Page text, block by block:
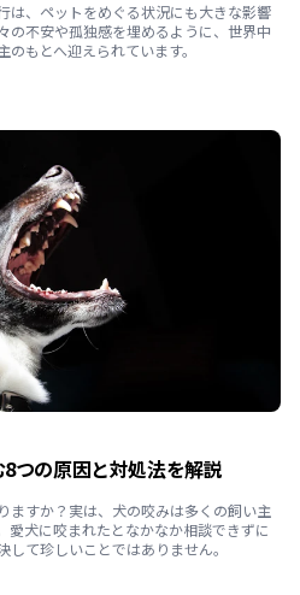
は、ペットをめぐる状況にも大きな影響
の不安や孤独感を埋めるように、世界中
もとへ迎えられています。
つの原因と対処法を解説
ますか？実は、犬の咬みは多くの飼い主
愛犬に咬まれたとなかなか相談できずに
て珍しいことではありません。